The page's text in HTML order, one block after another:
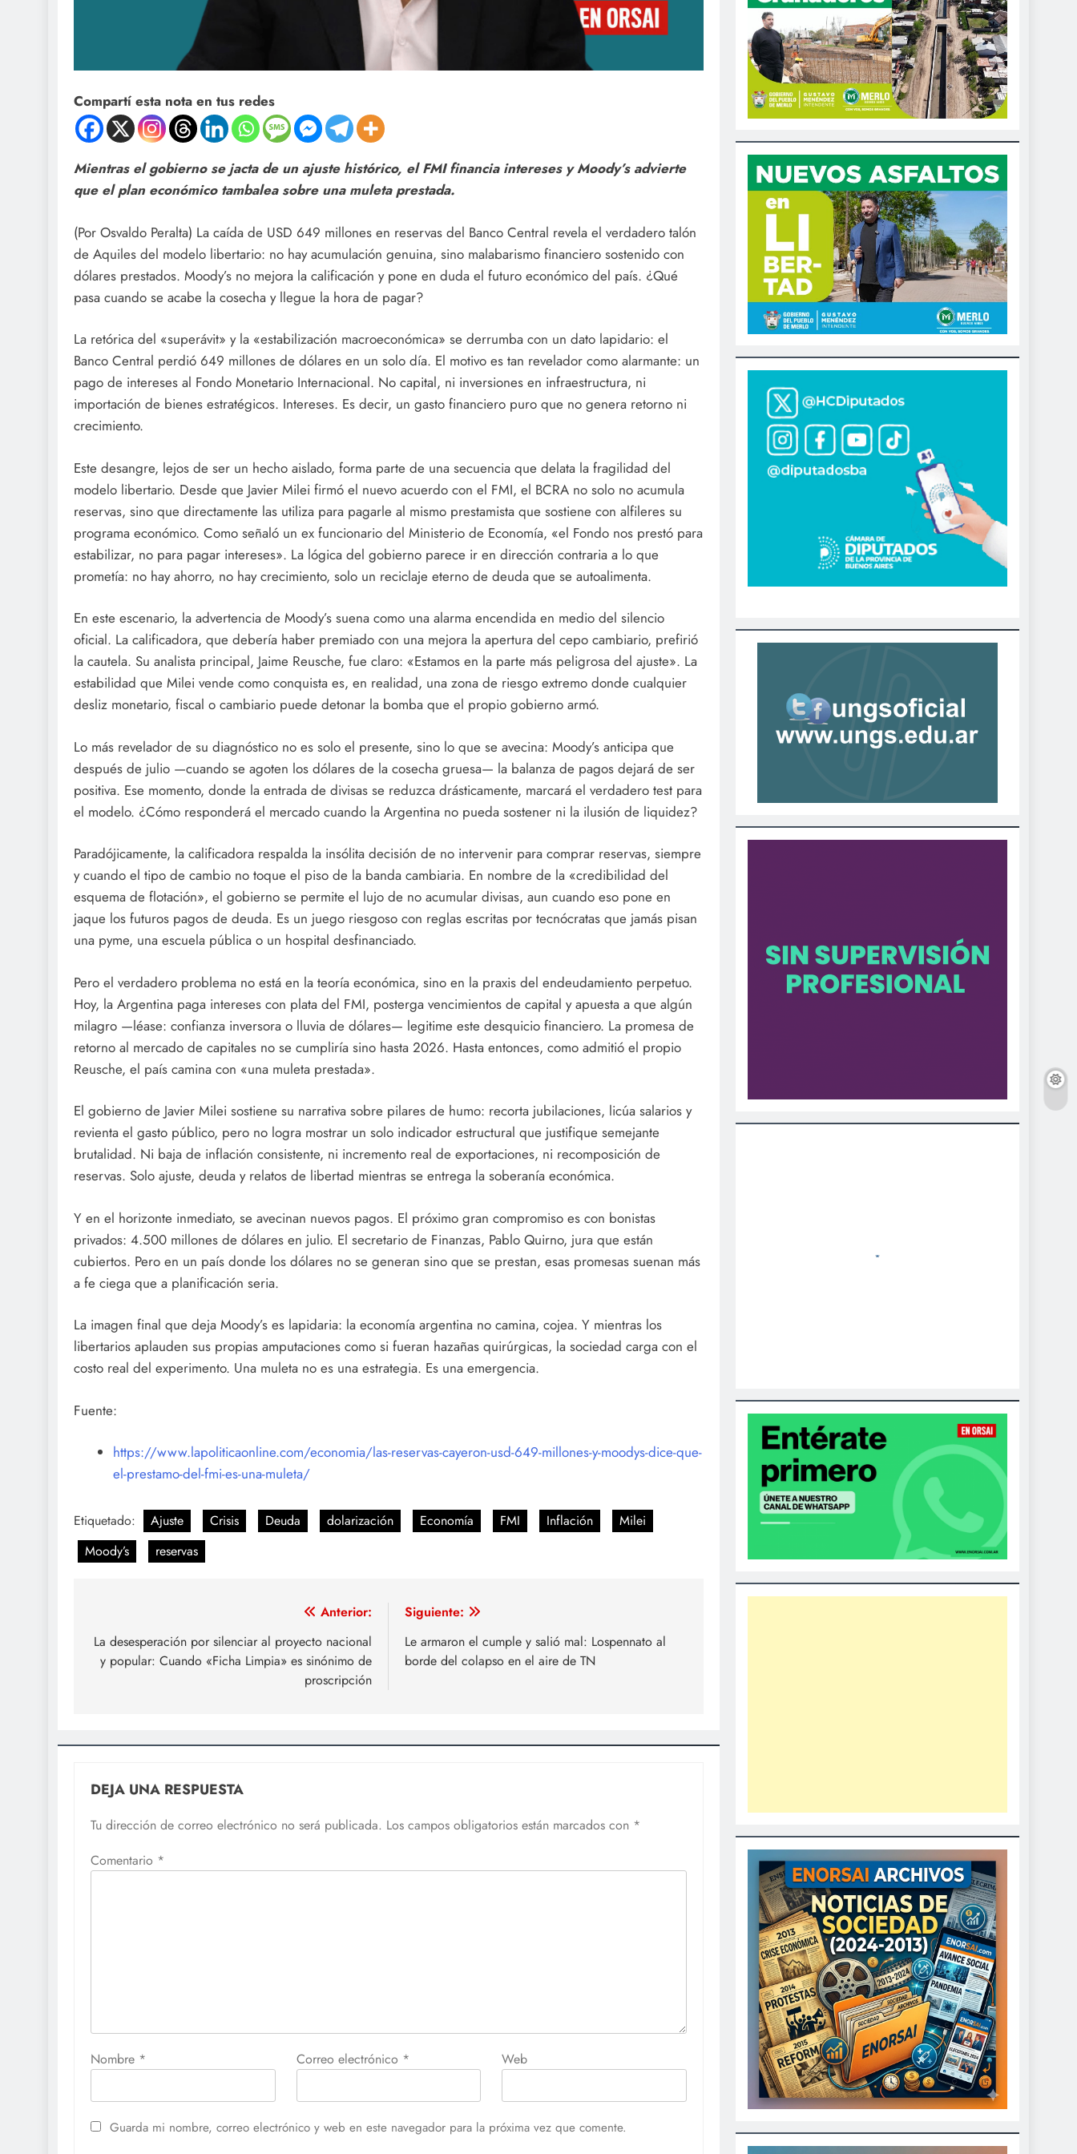
Compartí esta nota en tus redes
Mientras el gobierno se jacta de un ajuste histórico, el FMI financia intereses y Moody’s advierte
que el plan económico tambalea sobre una muleta prestada.
(Por Osvaldo Peralta) La caída de USD 649 millones en reservas del Banco Central revela el verdadero talón
de Aquiles del modelo libertario: no hay acumulación genuina, sino malabarismo financiero sostenido con
dólares prestados. Moody’s no mejora la calificación y pone en duda el futuro económico del país. ¿Qué
pasa cuando se acabe la cosecha y llegue la hora de pagar?
La retórica del «superávit» y la «estabilización macroeconómica» se derrumba con un dato lapidario: el
Banco Central perdió 649 millones de dólares en un solo día. El motivo es tan revelador como alarmante: un
pago de intereses al Fondo Monetario Internacional. No capital, ni inversiones en infraestructura, ni
importación de bienes estratégicos. Intereses. Es decir, un gasto financiero puro que no genera retorno ni
crecimiento.
Este desangre, lejos de ser un hecho aislado, forma parte de una secuencia que delata la fragilidad del
modelo libertario. Desde que Javier Milei firmó el nuevo acuerdo con el FMI, el BCRA no solo no acumula
reservas, sino que directamente las utiliza para pagarle al mismo prestamista que sostiene con alfileres su
programa económico. Como señaló un ex funcionario del Ministerio de Economía, «el Fondo nos prestó para
estabilizar, no para pagar intereses». La lógica del gobierno parece ir en dirección contraria a lo que
prometía: no hay ahorro, no hay crecimiento, solo un reciclaje eterno de deuda que se autoalimenta.
En este escenario, la advertencia de Moody’s suena como una alarma encendida en medio del silencio
oficial. La calificadora, que debería haber premiado con una mejora la apertura del cepo cambiario, prefirió
la cautela. Su analista principal, Jaime Reusche, fue claro: «Estamos en la parte más peligrosa del ajuste». La
estabilidad que Milei vende como conquista es, en realidad, una zona de riesgo extremo donde cualquier
desliz monetario, fiscal o cambiario puede detonar la bomba que el propio gobierno armó.
Lo más revelador de su diagnóstico no es solo el presente, sino lo que se avecina: Moody’s anticipa que
después de julio —cuando se agoten los dólares de la cosecha gruesa— la balanza de pagos dejará de ser
positiva. Ese momento, donde la entrada de divisas se reduzca drásticamente, marcará el verdadero test para
el modelo. ¿Cómo responderá el mercado cuando la Argentina no pueda sostener ni la ilusión de liquidez?
Paradójicamente, la calificadora respalda la insólita decisión de no intervenir para comprar reservas, siempre
y cuando el tipo de cambio no toque el piso de la banda cambiaria. En nombre de la «credibilidad del
esquema de flotación», el gobierno se permite el lujo de no acumular divisas, aun cuando eso pone en
jaque los futuros pagos de deuda. Es un juego riesgoso con reglas escritas por tecnócratas que jamás pisan
una pyme, una escuela pública o un hospital desfinanciado.
Pero el verdadero problema no está en la teoría económica, sino en la praxis del endeudamiento perpetuo.
Hoy, la Argentina paga intereses con plata del FMI, posterga vencimientos de capital y apuesta a que algún
milagro —léase: confianza inversora o lluvia de dólares— legitime este desquicio financiero. La promesa de
retorno al mercado de capitales no se cumpliría sino hasta 2026. Hasta entonces, como admitió el propio
Reusche, el país camina con «una muleta prestada».
El gobierno de Javier Milei sostiene su narrativa sobre pilares de humo: recorta jubilaciones, licúa salarios y
revienta el gasto público, pero no logra mostrar un solo indicador estructural que justifique semejante
brutalidad. Ni baja de inflación consistente, ni incremento real de exportaciones, ni recomposición de
reservas. Solo ajuste, deuda y relatos de libertad mientras se entrega la soberanía económica.
Y en el horizonte inmediato, se avecinan nuevos pagos. El próximo gran compromiso es con bonistas
privados: 4.500 millones de dólares en julio. El secretario de Finanzas, Pablo Quirno, jura que están
cubiertos. Pero en un país donde los dólares no se generan sino que se prestan, esas promesas suenan más
a fe ciega que a planificación seria.
La imagen final que deja Moody’s es lapidaria: la economía argentina no camina, cojea. Y mientras los
libertarios aplauden sus propias amputaciones como si fueran hazañas quirúrgicas, la sociedad carga con el
costo real del experimento. Una muleta no es una estrategia. Es una emergencia.
Fuente:
https://www.lapoliticaonline.com/economia/las-reservas-cayeron-usd-649-millones-y-moodys-dice-que-
el-prestamo-del-fmi-es-una-muleta/
Etiquetado: Ajuste Crisis Deuda dolarización Economía FMI Inflación
Milei
Moody’s
reservas
de
entradas
Anterior:
La desesperación por silenciar al proyecto nacional
y popular: Cuando «Ficha Limpia» es sinónimo de
proscripción
Siguiente:
Le armaron el cumple y salió mal: Lospennato al
borde del colapso en el aire de TN
DEJA UNA RESPUESTA
Tu dirección de correo electrónico no será publicada. Los campos obligatorios están marcados con *
Comentario *
Nombre * Correo electrónico * Web
Guarda mi nombre, correo electrónico y web en este navegador para la próxima vez que comente.